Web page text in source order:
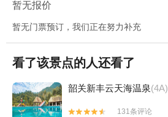
暂无报价
暂无门票预订，我们正在努力补充
看了该景点的人还看了
韶关新丰云天海温泉(4A)


131条评论